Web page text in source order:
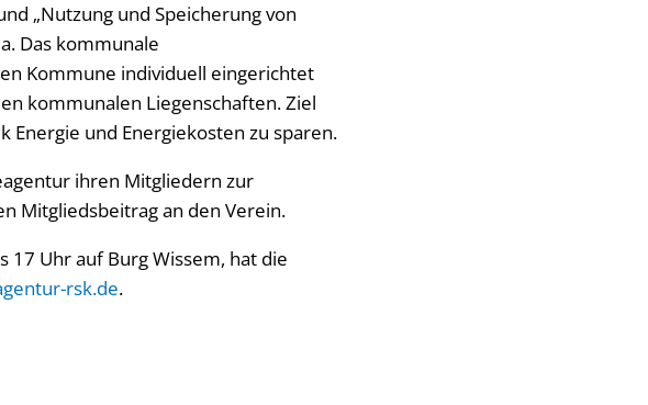
„Nutzung und Speicherung von
Das kommunale
Kommune individuell eingerichtet
kommunalen Liegenschaften. Ziel
Energie und Energiekosten zu sparen.
ihren Mitgliedern zur
Mitgliedsbeitrag an den Verein.
17 Uhr auf Burg Wissem, hat die
rsk.de.